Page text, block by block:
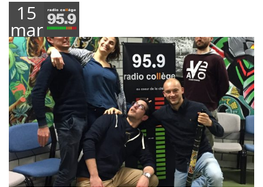
15
mars
2018